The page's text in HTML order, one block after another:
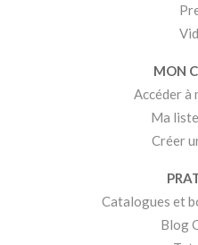
MON
Accéder à
Ma
Créer
Catalogues et
Blog